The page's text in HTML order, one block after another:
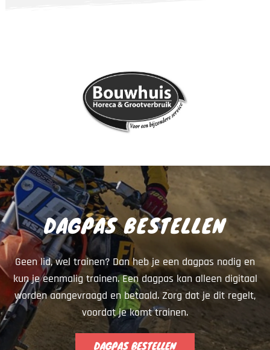
DAGPAS BESTELLEN
Geen lid, wel trainen? Dan heb je een dagpas nodig en
kun je eenmalig trainen. Een dagpas kan alleen digitaal
worden aangevraagd en betaald. Zorg dat je dit regelt,
voordat je komt trainen.
DAGPAS BESTELLEN